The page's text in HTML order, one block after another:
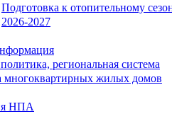
Подготовка к отопительному
2026-2027
региональная система
многоквартирных жилых домов
НПА